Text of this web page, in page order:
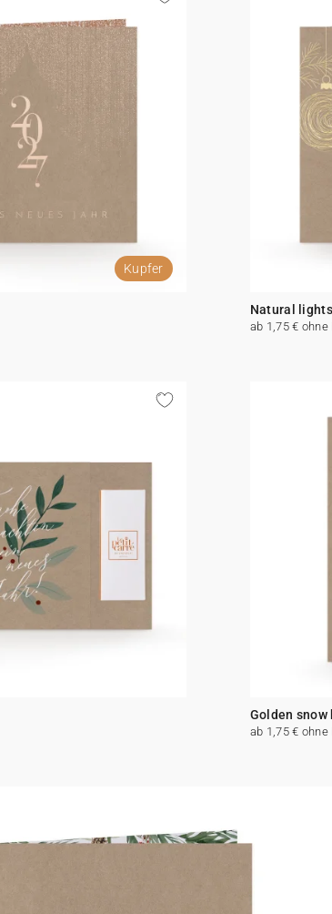
Kupfer
Natural lights
ab 1,75 € ohne
Golden snow
ab 1,75 € ohne